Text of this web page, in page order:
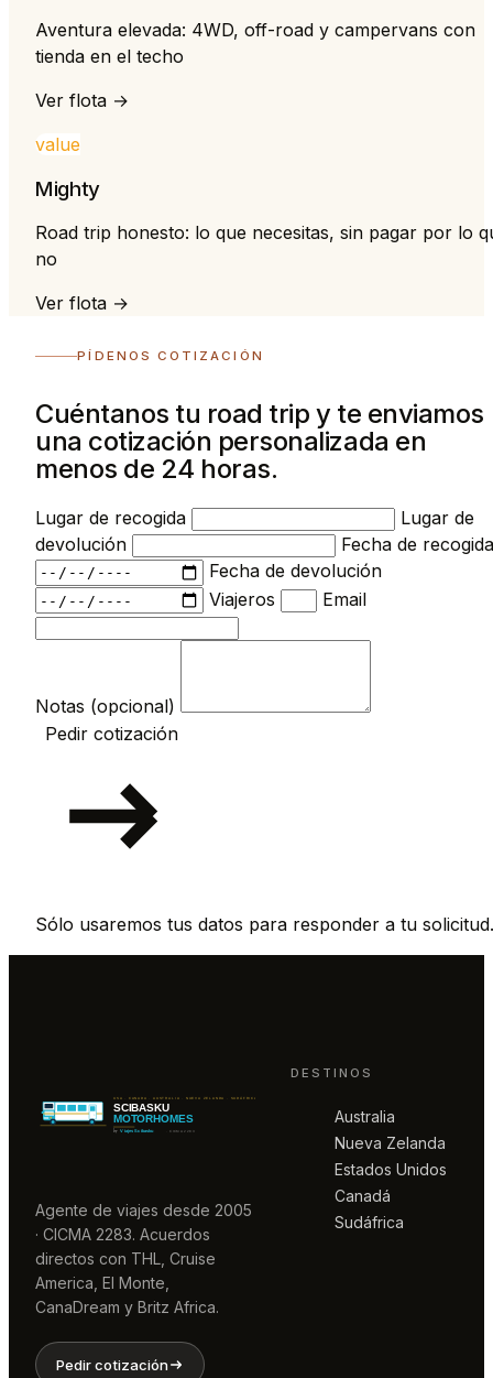
Aventura elevada: 4WD, off-road y campervans con
tienda en el techo
Ver flota →
value
Mighty
Road trip honesto: lo que necesitas, sin pagar por lo
no
Ver flota →
PÍDENOS COTIZACIÓN
Cuéntanos tu road trip y te enviamos
una cotización personalizada en
menos de 24 horas.
Lugar de recogida
Lugar de
devolución
Fecha de recogida
Fecha de devolución
Viajeros
Email
Notas (opcional)
Pedir cotización
Sólo usaremos tus datos para responder a tu solicitud.
Agente de viajes desde 2005
· CICMA 2283. Acuerdos
directos con THL, Cruise
America, El Monte,
CanaDream y Britz Africa.
Pedir cotización
DESTINOS
Australia
Nueva Zelanda
Estados Unidos
Canadá
Sudáfrica